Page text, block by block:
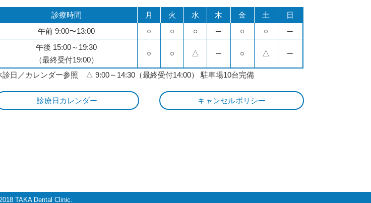
診療時間 月 火 水 木 金 土
日
午前 9:00〜13:00
○ ○ ○ ─ ○ ○
─
午後 15:00～19:30
（最終受付19:00）
○ ○ △ ─ ○ △ ─
診日／カレンダー参照 △ 9:00～14:30（最終受付14:00） 駐車場10台完備
診療日カレンダー キャンセルポリシー
TAKA Dental Clinic.